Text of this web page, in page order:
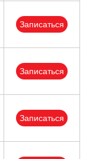
Записаться
Записаться
Записаться